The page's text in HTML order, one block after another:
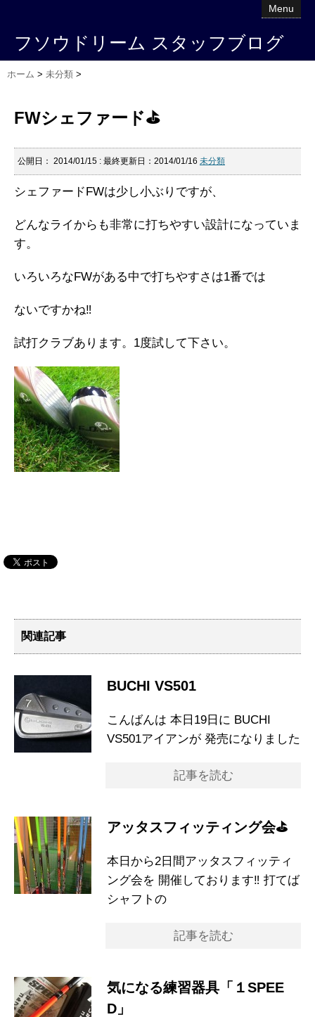
Menu
フソウドリーム スタッフブログ
ホーム > 未分類 >
FWシェファード⛳️
公開日： 2014/01/15 : 最終更新日：2014/01/16 未分類
シェファードFWは少し小ぶりですが、
どんなライからも非常に打ちやすい設計になっていま
す。
いろいろなFWがある中で打ちやすさは1番では
ないですかね‼︎
試打クラブあります。1度試して下さい。
関連記事
BUCHI VS501
こんばんは 本日19日に BUCHI
VS501アイアンが 発売になりました
記事を読む
アッタスフィッティング会⛳️
本日から2日間アッタスフィッティ
ング会を 開催しております‼︎ 打てば
シャフトの
記事を読む
気になる練習器具「１SPEE
D」